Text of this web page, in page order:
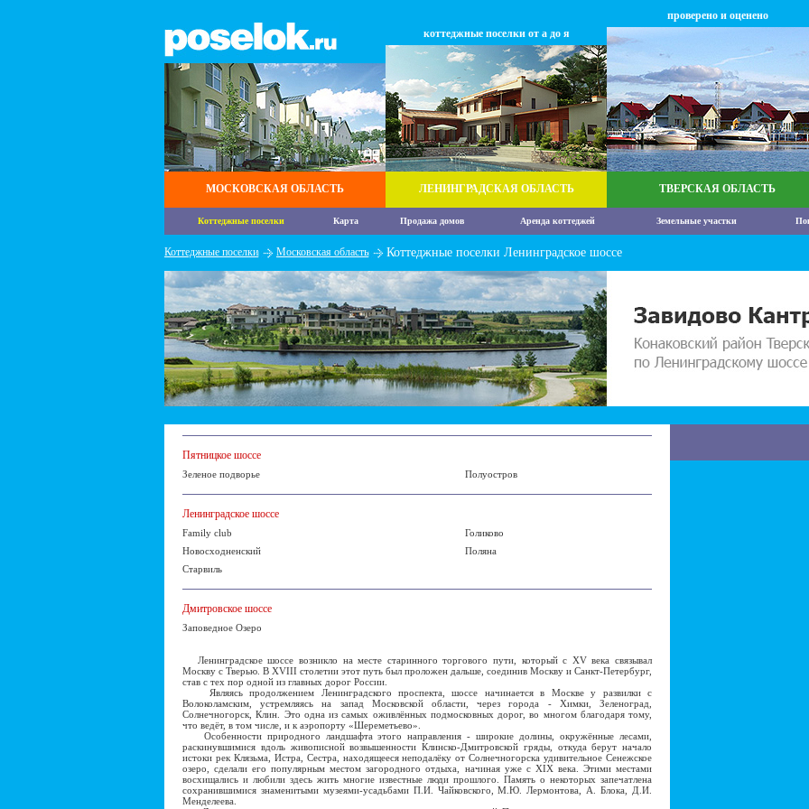
МОСКОВСКАЯ ОБЛАСТЬ
коттеджные поселки от а до я
ЛЕНИНГРАДСКАЯ ОБЛАСТЬ
проверено и оценено
ТВЕРСКАЯ ОБЛАСТЬ
Коттеджные поселки Карта Продажа домов Аренда коттеджей Земельные участки
Коттеджные поселки Московская область Коттеджные поселки Ленинградское шоссе
Пятницкое шоссе
Зеленое подворье Полуостров
Ленинградское шоссе
Family club
Голиково
Новосходненский
Поляна
Старвиль
Дмитровское шоссе
Заповедное Озеро
Ленинградское шоссе возникло на месте старинного торгового пути, который с XV века связывал
Москву с Тверью. В XVIII столетии этот путь был проложен дальше, соединив Москву и Санкт-Петербург,
став с тех пор одной из главных дорог России.
Являясь продолжением Ленинградского проспекта, шоссе начинается в Москве у развилки с
Волоколамским, устремляясь на запад Московской области, через города - Химки, Зеленоград,
Солнечногорск, Клин. Это одна из самых оживлённых подмосковных дорог, во многом благодаря тому,
что ведёт, в том числе, и к аэропорту «Шереметьево».
Особенности природного ландшафта этого направления - широкие долины, окружённые лесами,
раскинувшимися вдоль живописной возвышенности Клинско-Дмитровской гряды, откуда берут начало
истоки рек Клязьма, Истра, Сестра, находящееся неподалёку от Солнечногорска удивительное Сенежское
озеро, сделали его популярным местом загородного отдыха, начиная уже с XIX века. Этими местами
восхищались и любили здесь жить многие известные люди прошлого. Память о некоторых запечатлена
сохранившимися знаменитыми музеями-усадьбами П.И. Чайковского, М.Ю. Лермонтова, А. Блока, Д.И.
Менделеева.